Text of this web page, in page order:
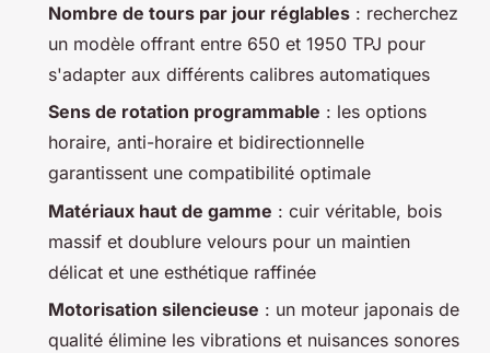
Nombre de tours par jour réglables : recherchez
un modèle offrant entre 650 et 1950 TPJ pour
s'adapter aux différents calibres automatiques
Sens de rotation programmable : les options
horaire, anti-horaire et bidirectionnelle
garantissent une compatibilité optimale
Matériaux haut de gamme : cuir véritable, bois
massif et doublure velours pour un maintien
délicat et une esthétique raffinée
Motorisation silencieuse : un moteur japonais de
qualité élimine les vibrations et nuisances sonores